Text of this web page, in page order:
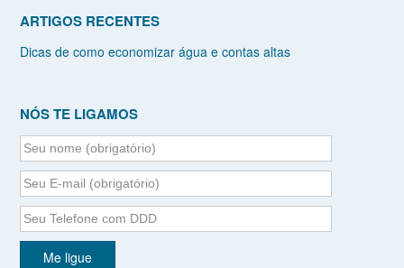
ARTIGOS RECENTES
Dicas de como economizar água e contas altas
NÓS TE LIGAMOS